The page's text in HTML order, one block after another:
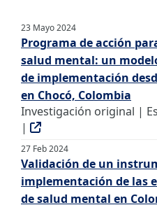
23 Mayo 2024
Programa de acción
salud mental: un
de implementación
en Chocó, Colombia
Investigación original |
|
27 Feb 2024
Validación de un
implementación de las
de salud mental en